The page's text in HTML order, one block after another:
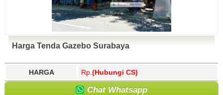
Harga Tenda Gazebo Surabaya
HARGA Rp. (Hubungi CS)
Chat Whatsapp